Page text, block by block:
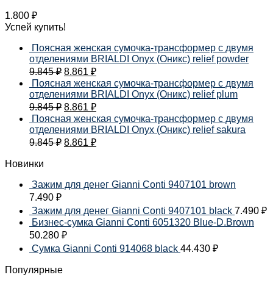
1.800 ₽
Успей купить!
Поясная женская сумочка-трансформер с двумя
отделениями BRIALDI Onyx (Оникс) relief powder
9.845₽ 8.861 ₽
Поясная женская сумочка-трансформер с двумя
отделениями BRIALDI Onyx (Оникс) relief plum
9.845₽ 8.861 ₽
Поясная женская сумочка-трансформер с двумя
отделениями BRIALDI Onyx (Оникс) relief sakura
9.845₽ 8.861 ₽
Новинки
Зажим для денег Gianni Conti 9407101 brown
7.490 ₽
Зажим для денег Gianni Conti 9407101 black 7.490 ₽
Бизнес-сумка Gianni Conti 6051320 Blue-D.Brown
50.280 ₽
Сумка Gianni Conti 914068 black 44.430 ₽
Популярные